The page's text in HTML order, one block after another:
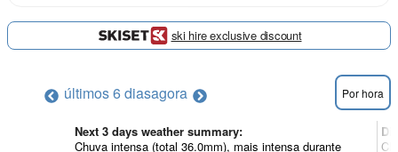
ski hire exclusive discount
últimos 6 diasagora Por hora
Next 3 days weather summary:
Chuva intensa (total 36.0mm), mais intensa durante